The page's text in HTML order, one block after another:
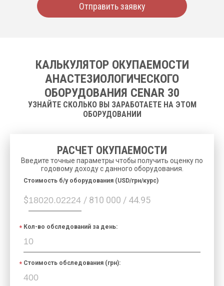
Отправить заявку
КАЛЬКУЛЯТОР ОКУПАЕМОСТИ
АНАСТЕЗИОЛОГИЧЕСКОГО
ОБОРУДОВАНИЯ CENAR 30
УЗНАЙТЕ СКОЛЬКО ВЫ ЗАРАБОТАЕТЕ НА ЭТОМ
ОБОРУДОВАНИИ
РАСЧЕТ ОКУПАЕМОСТИ
Введите точные параметры чтобы получить оценку по
годовому доходу с данного оборудования.
$ / 810 000 / 44.95
Cтоимость б/у оборудования (USD/грн/курс)
Кол-во обследований за день:
Стоимость обследования (грн):